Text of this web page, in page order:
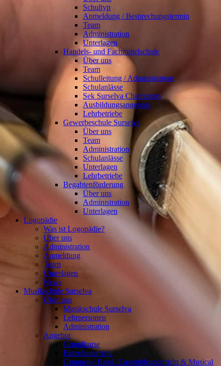
Schultyp
Anmeldung / Besprechungstermin
Team
Administration
Unterlagen
Handels- und Fachmittelschule
Über uns
Team
Schulleitung / Administration
Schulanlässe
Sek Surselva Champions
Ausbildungsangebote
Lehrbetriebe
Gewerbeschule Surselva
Über uns
Team
Administration
Schulanlässe
Unterlagen
Lehrbetriebe
Begabtenförderung
Über uns
Administration
Unterlagen
Logopädie
Was ist Logopädie?
Über uns
Administration
Anmeldung
Team
Unterlagen
News
Musikschule Surselva
Über uns
Musikschule Surselva
Lehrpersonen
Administration
Angebot
Grundkurse
Einzelunterricht
Gruppen-/ Band-/Ensembleunterricht & Musical